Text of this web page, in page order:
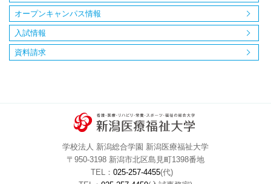
オープンキャンパス情報
入試情報
資料請求
学校法人 新潟総合学園 新潟医療福祉大学
〒950-3198 新潟市北区島見町1398番地
TEL： 025-257-4455(代)